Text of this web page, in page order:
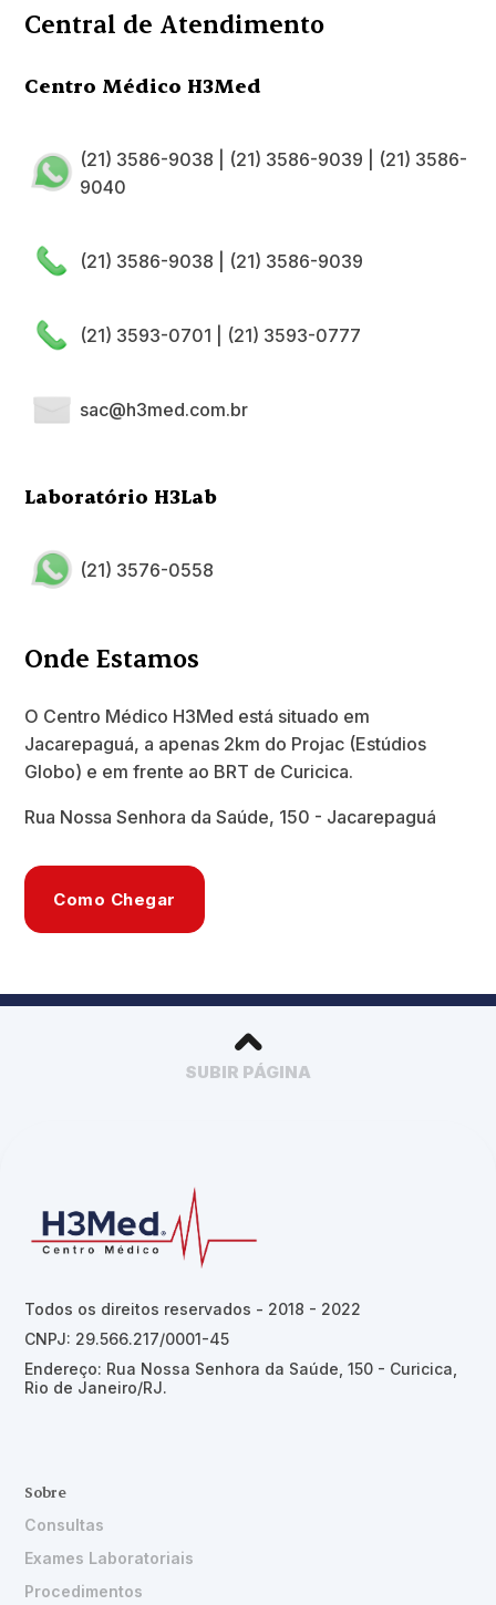
Central de Atendimento
Centro Médico H3Med
(21) 3586-9038 (21) 3586-9039
(21) 3586-
9040
(21) 3586-9038 (21) 3586-9039
(21) 3593-0701 (21) 3593-0777
sac@h3med.com.br
Laboratório H3Lab
(21) 3576-0558
Onde Estamos
O Centro Médico H3Med está situado em
Jacarepaguá, a apenas 2km do Projac (Estúdios
Globo) e em frente ao BRT de Curicica.
Rua Nossa Senhora da Saúde, 150 - Jacarepaguá
Como Chegar
SUBIR PÁGINA
Todos os direitos reservados - 2018 - 2022
CNPJ: 29.566.217/0001-45
Endereço: Rua Nossa Senhora da Saúde, 150 - Curicica,
Rio de Janeiro/RJ.
Sobre
Consultas
Exames Laboratoriais
Procedimentos